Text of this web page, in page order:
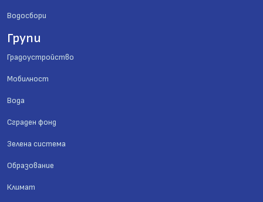
Водосбори
Групи
Градоустройство
Мобилност
Вода
Сграден фонд
Зелена система
Образование
Климат